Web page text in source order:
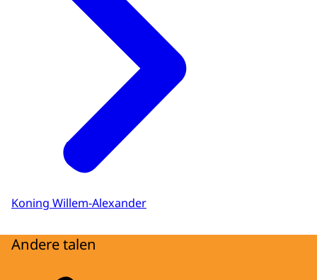
Koning Willem-Alexander
Andere talen